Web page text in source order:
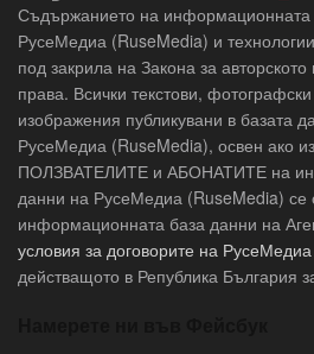
Съдържанието на информационната
РусеМедиа (RuseMedia) и
под закрила на Закона за
права. Всички текстови,
изображения публикувани в базата
РусеМедиа (RuseMedia), освен ако
ПОЛЗВАТЕЛИТЕ и АБОНАТИТЕ на
данни на РусеМедиа (RuseMedia) се
информационната база данни на
условия за договорите на
действащото в Република България